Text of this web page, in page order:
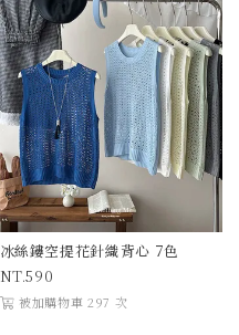
冰絲鏤空提花針織背心 7色
590
被加購物車 297 次